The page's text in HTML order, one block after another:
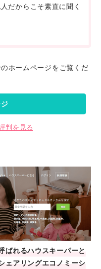
だからこそ素直に聞く
ホームページをご覧くだ
判を見る
ばれるハウスキーパーと
ェアリングエコノミーシ